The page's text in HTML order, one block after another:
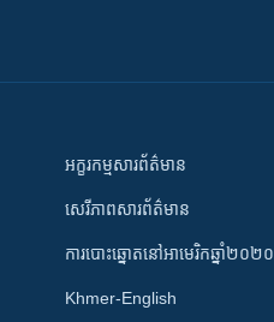
អក្ខរកម្មសារព័ត៌មាន
សេរីភាពសារព័ត៌មាន
ការបោះឆ្នោតនៅអាមេរិកឆ្នាំ២០២០
Khmer-English